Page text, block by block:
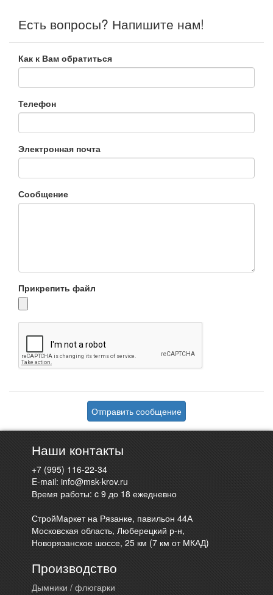
Есть вопросы? Напишите нам!
Как к Вам обратиться
Телефон
Электронная почта
Сообщение
Прикрепить файл
Отправить сообщение
Наши контакты
+7 (995) 116-22-34
E-mail:info@msk-krov.ru
Время работы: c 9 до 18 ежедневно
СтройМаркет на Рязанке, павильон 44А
Московская область, Люберецкий р-н,
Новорязанское шоссе, 25 км (7 км от МКАД)
Производство
Дымники / флюгарки